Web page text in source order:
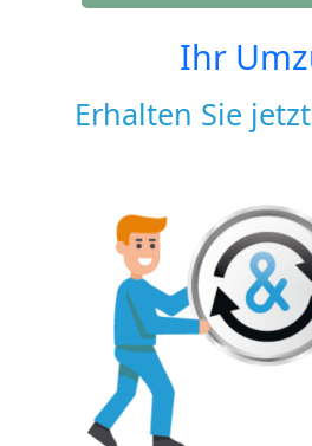
Ihr
Erhalten Sie